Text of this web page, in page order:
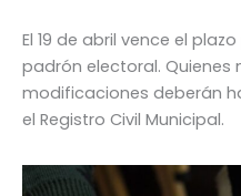
El 19 de abril vence el
padrón electoral. Quienes
modificaciones deberán
el Registro Civil Municipal.